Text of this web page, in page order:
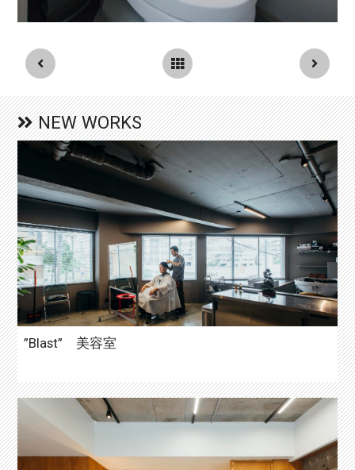
NEW WORKS
”Blast” 美容室